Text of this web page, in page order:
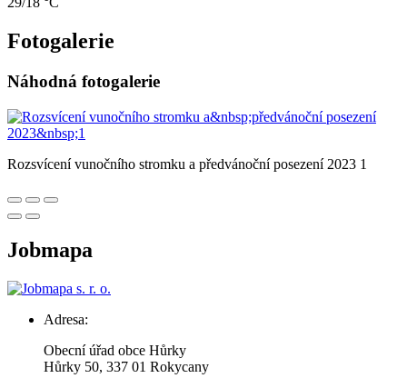
Fotogalerie
Náhodná fotogalerie
Rozsvícení vunočního stromku a předvánoční posezení 2023 1
Jobmapa
Adresa:
Obecní úřad obce Hůrky
Hůrky 50, 337 01 Rokycany